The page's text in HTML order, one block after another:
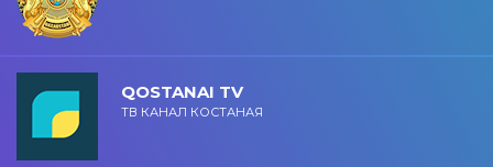
QOSTANAI TV
ТВ КАНАЛ КОСТАНАЯ